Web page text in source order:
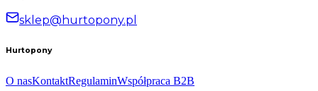
sklep@hurtopony.pl
Hurtopony
O nasKontaktRegulaminWspółpraca B2B